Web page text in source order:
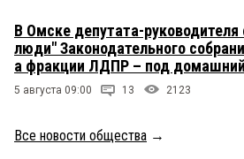
В Омске депутата-
люди" Законодательного
а фракции ЛДПР – под
5 августа 09:00 13 2123
Все новости общества →